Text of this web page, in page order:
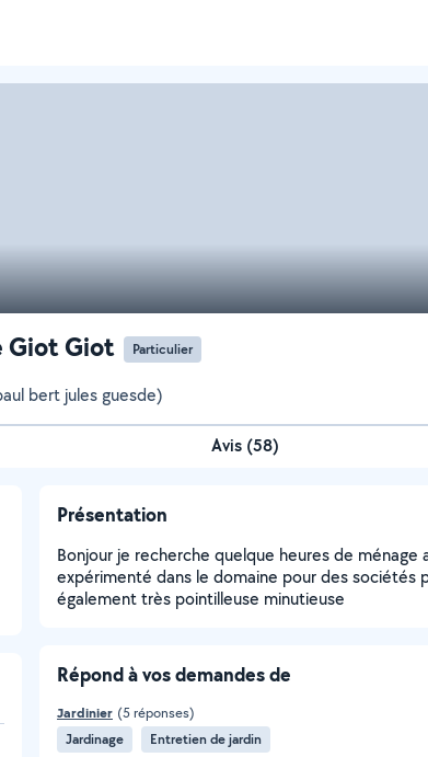
Giot Giot Particulier
bert jules guesde)
Avis (58)
Présentation
Bonjour je recherche quelque heures de ménage
expérimenté dans le domaine pour des sociétés
également très pointilleuse minutieuse
Répond à vos demandes de
Jardinier (5 réponses)
Jardinage
Entretien de jardin